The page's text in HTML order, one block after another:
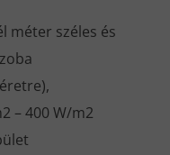
méter széles és
– 400 W/m2